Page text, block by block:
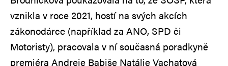
vznikla v roce 2021, hostí na svých akcích
zákonodárce (například za ANO, SPD či
Motoristy), pracovala v ní současná poradkyně
premiéra Andreje Babiše Natálie Vachatová